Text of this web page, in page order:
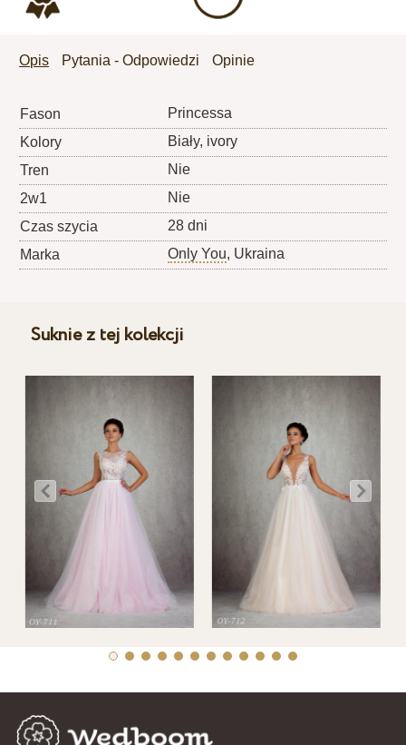
Opis Pytania - Odpowiedzi Opinie
Fason
Princessa
Kolory
Biały, ivory
Tren
Nie
2w1
Nie
Czas szycia
28 dni
Marka
Only You, Ukraina
Suknie z tej kolekcji